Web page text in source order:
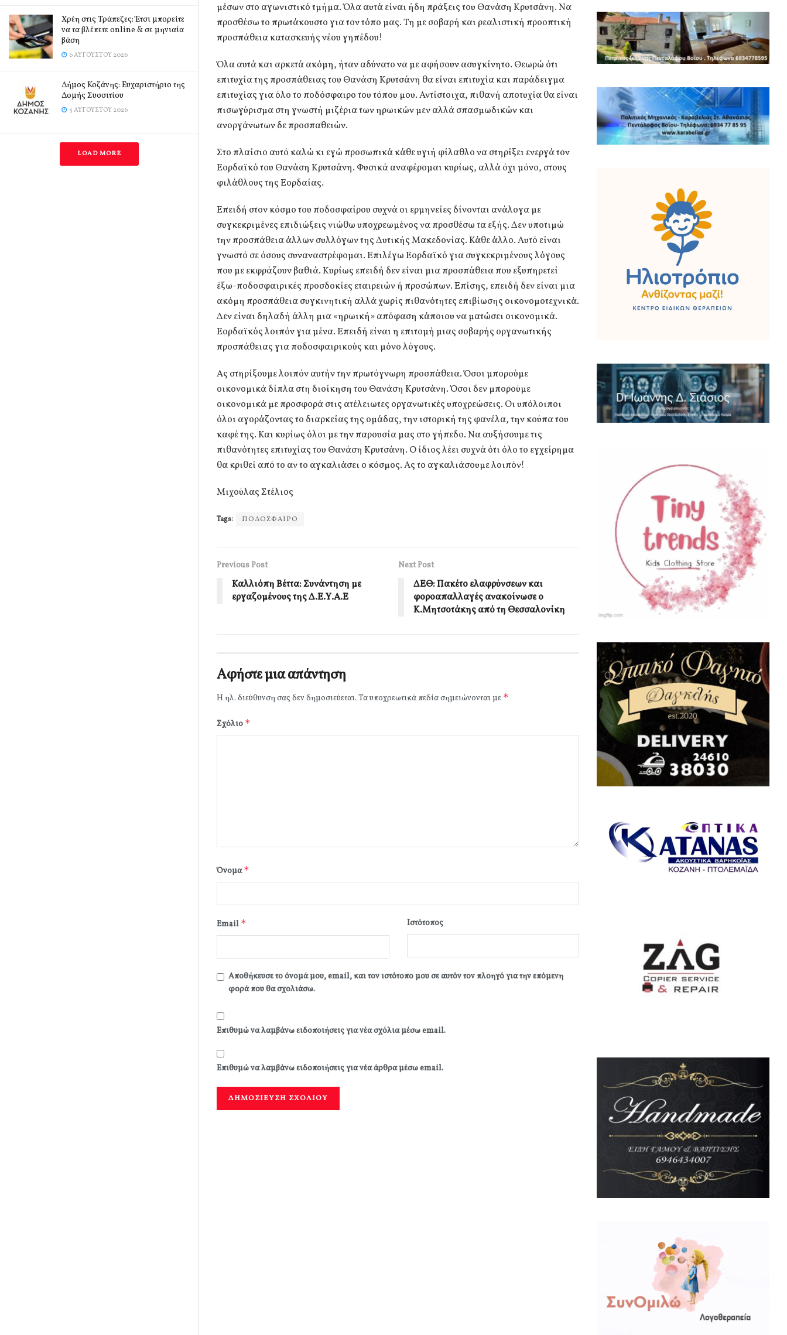
Χρέη στις Τράπεζες: Έτσι μπορείτε
να τα βλέπετε online & σε μηνιαία
βάση
6 ΑΥΓΟΎΣΤΟΥ 2026
Δήμος Κοζάνης: Ευχαριστήριο της
Δομής Συσσιτίου
5 ΑΥΓΟΎΣΤΟΥ 2026
LOAD MORE
μέσων στο αγωνιστικό τμήμα. Όλα αυτά είναι ήδη πράξεις του Θανάση Κρυτσάνη. Να
προσθέσω το πρωτάκουστο για τον τόπο μας. Τη με σοβαρή και ρεαλιστική προοπτική
προσπάθεια κατασκευής νέου γηπέδου!
Όλα αυτά και αρκετά ακόμη, ήταν αδύνατο να με αφήσουν ασυγκίνητο. Θεωρώ ότι
επιτυχία της προσπάθειας του Θανάση Κρυτσάνη θα είναι επιτυχία και παράδειγμα
επιτυχίας για όλο το ποδόσφαιρο του τόπου μου. Αντίστοιχα, πιθανή αποτυχία θα είναι
πισωγύρισμα στη γνωστή μιζέρια των ηρωικών μεν αλλά σπασμωδικών και
ανοργάνωτων δε προσπαθειών.
Στο πλαίσιο αυτό καλώ κι εγώ προσωπικά κάθε υγιή φίλαθλο να στηρίξει ενεργά τον
Εορδαϊκό του Θανάση Κρυτσάνη. Φυσικά αναφέρομαι κυρίως, αλλά όχι μόνο, στους
φιλάθλους της Εορδαίας.
Επειδή στον κόσμο του ποδοσφαίρου συχνά οι ερμηνείες δίνονται ανάλογα με
συγκεκριμένες επιδιώξεις νιώθω υποχρεωμένος να προσθέσω τα εξής. Δεν υποτιμώ
την προσπάθεια άλλων συλλόγων της Δυτικής Μακεδονίας. Κάθε άλλο. Αυτό είναι
γνωστό σε όσους συναναστρέφομαι. Επιλέγω Εορδαϊκό για συγκεκριμένους λόγους
που με εκφράζουν βαθιά. Κυρίως επειδή δεν είναι μια προσπάθεια που εξυπηρετεί
έξω-ποδοσφαιρικές προσδοκίες εταιρειών ή προσώπων. Επίσης, επειδή δεν είναι μια
ακόμη προσπάθεια συγκινητική αλλά χωρίς πιθανότητες επιβίωσης οικονομοτεχνικά.
Δεν είναι δηλαδή άλλη μια «ηρωική» απόφαση κάποιου να ματώσει οικονομικά.
Εορδαϊκός λοιπόν για μένα. Επειδή είναι η επιτομή μιας σοβαρής οργανωτικής
προσπάθειας για ποδοσφαιρικούς και μόνο λόγους.
Ας στηρίξουμε λοιπόν αυτήν την πρωτόγνωρη προσπάθεια. Όσοι μπορούμε
οικονομικά δίπλα στη διοίκηση του Θανάση Κρυτσάνη. Όσοι δεν μπορούμε
οικονομικά με προσφορά στις ατέλειωτες οργανωτικές υποχρεώσεις. Οι υπόλοιποι
όλοι αγοράζοντας το διαρκείας της ομάδας, την ιστορική της φανέλα, την κούπα του
καφέ της. Και κυρίως όλοι με την παρουσία μας στο γήπεδο. Να αυξήσουμε τις
πιθανότητες επιτυχίας του Θανάση Κρυτσάνη. Ο ίδιος λέει συχνά ότι όλο το εγχείρημα
θα κριθεί από το αν το αγκαλιάσει ο κόσμος. Ας το αγκαλιάσουμε λοιπόν!
Μιχούλας Στέλιος
Tags: ΠΟΔΟΣΦΑΙΡΟ
Previous Post
Καλλιόπη Βέττα: Συνάντηση με
εργαζομένους της Δ.Ε.Υ.Α.Ε
Next Post
ΔΕΘ: Πακέτο ελαφρύνσεων και
φοροαπαλλαγές ανακοίνωσε ο
Κ.Μητσοτάκης από τη Θεσσαλονίκη
Αφήστε μια απάντηση
Η ηλ. διεύθυνση σας δεν δημοσιεύεται. Τα υποχρεωτικά πεδία σημειώνονται με *
Σχόλιο *
Όνομα*
Email * Ιστότοπος
Αποθήκευσε το όνομά μου, email, και τον ιστότοπο μου σε αυτόν τον πλοηγό για την επόμενη
φορά που θα σχολιάσω.
Επιθυμώ να λαμβάνω ειδοποιήσεις για νέα σχόλια μέσω email.
Επιθυμώ να λαμβάνω ειδοποιήσεις για νέα άρθρα μέσω email.